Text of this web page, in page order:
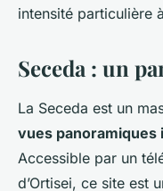
intensité particulière
Seceda : un
La Seceda est un
vues panoramiques
Accessible par un
d’Ortisei, ce site est